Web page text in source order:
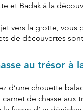
et Badak à la
vers la grotte, vous
de découvertes
au trésor à
d’une chouette
carnet de chasse aux